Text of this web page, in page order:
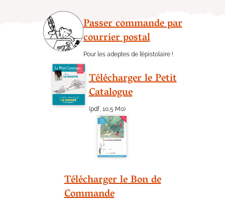
Passer commande par
courrier postal
Pour les adeptes de l’épistolaire !
Télécharger le Petit
Catalogue
(pdf, 10,5 Mo)
Télécharger le Bon de
Commande